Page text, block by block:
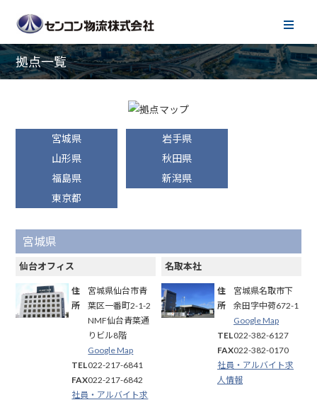
拠点一覧
宮城県
岩手県
山形県
秋田県
福島県
新潟県
東京都
宮城県
仙台オフィス
住
所
宮城県仙台市青
葉区一番町2-1-2
NMF仙台青葉通
りビル8階
Google Map
TEL022-217-6841
FAX022-217-6842
社員・アルバイト求
名取本社
住
所
宮城県名取市下
余田字中荷672-1
Google Map
TEL022-382-6127
FAX022-382-0170
社員・アルバイト求
人情報